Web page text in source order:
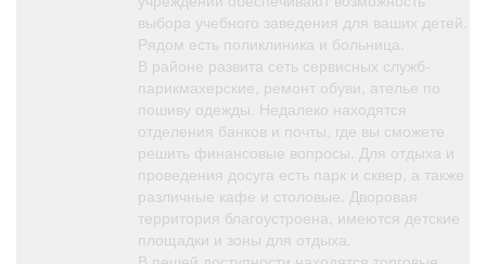
выбора учебного заведения для ваших детей.
Рядом есть поликлиника и больница.
В районе развита сеть сервисных служб-
парикмахерские, ремонт обуви, ателье по
пошиву одежды. Недалеко находятся
отделения банков и почты, где вы сможете
решить финансовые вопросы. Для отдыха и
проведения досуга есть парк и сквер, а также
различные кафе и столовые. Дворовая
территория благоустроена, имеются детские
площадки и зоны для отдыха.